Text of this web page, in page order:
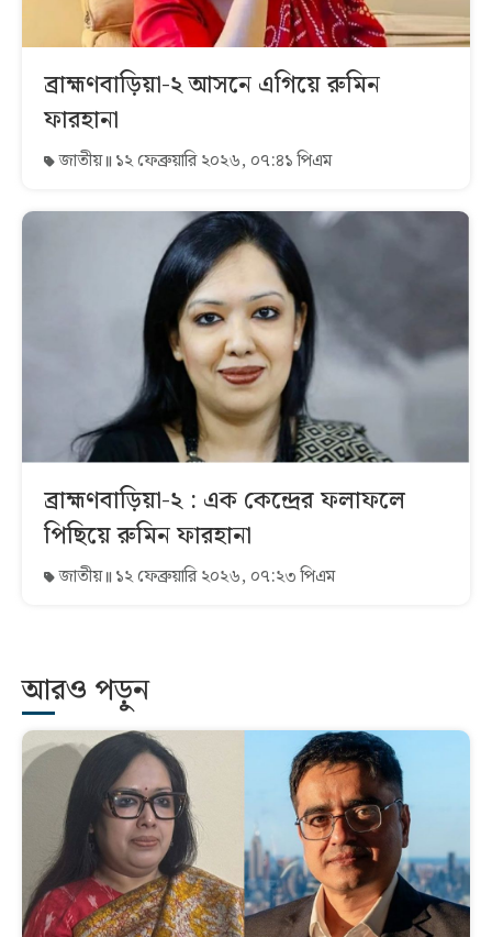
ব্রাহ্মণবাড়িয়া-২ আসনে এগিয়ে রুমিন
ফারহানা
জাতীয় ১২ ফেব্রুয়ারি ২০২৬, ০৭:৪১ পিএম
ব্রাহ্মণবাড়িয়া-২ : এক কেন্দ্রের ফলাফলে
পিছিয়ে রুমিন ফারহানা
জাতীয় ১২ ফেব্রুয়ারি ২০২৬, ০৭:২৩ পিএম
আরও পড়ুন